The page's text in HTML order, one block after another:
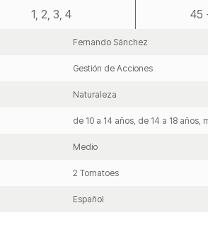
1, 2, 3, 4 45
Fernando Sánchez
Gestión de Acciones
Naturaleza
de 10 a 14 años, de 14 a 18 años,
Medio
2 Tomatoes
Español